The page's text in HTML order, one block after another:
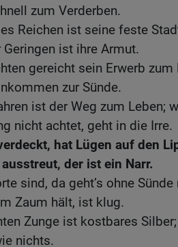
zum Verderben.
Reichen ist seine feste
Geringen ist ihre Armut.
gereicht sein Erwerb zum
zur Sünde.
ist der Weg zum Leben;
nicht achtet, geht in die Irre.
hat Lügen auf den
der ist ein Narr.
sind, da geht’s ohne
Zaum hält, ist klug.
Zunge ist kostbares
nichts.